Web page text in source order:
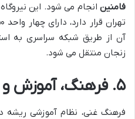
فامنین
آن از طریق شبکه سراسری به
زنجان منتقل می شود.
۵. فرهنگ، آموزش و ورزش
فرهنگ غنی، نظام آموزشی ریشه